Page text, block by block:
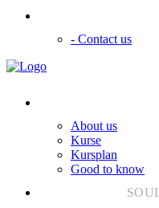
- Contact us
About us
Kurse
Kursplan
Good to know